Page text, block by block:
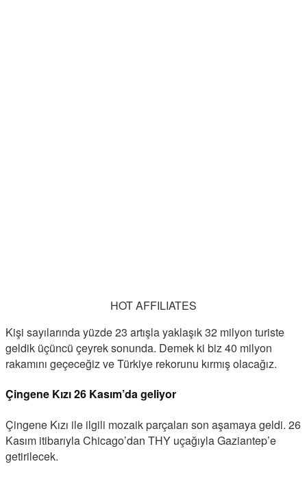
HOT AFFILIATES
Kişi sayılarında yüzde 23 artışla yaklaşık 32 milyon turiste
geldik üçüncü çeyrek sonunda. Demek ki biz 40 milyon
rakamını geçeceğiz ve Türkiye rekorunu kırmış olacağız.
Çingene Kızı 26 Kasım’da geliyor
Çingene Kızı ile ilgili mozaik parçaları son aşamaya geldi. 26
Kasım itibarıyla Chicago’dan THY uçağıyla Gaziantep’e
getirilecek.